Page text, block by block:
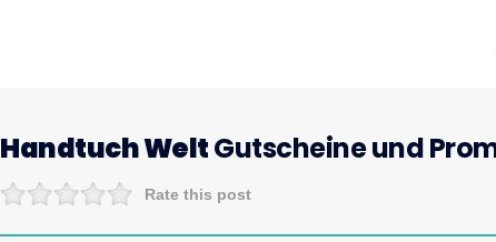
Handtuch WeltGutscheine und
Rate this post